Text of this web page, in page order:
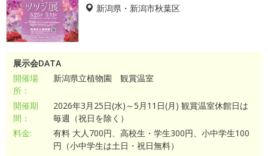
新潟県・新潟市秋葉区
展示会DATA
開催場
所：
新潟県立植物園 観賞温室
開催期
間：
2026年3月25日(水)～5月11日(月) 観賞温室休館日は
毎週（祝日を除く）
料金:
有料 大人700円、高校生・学生300円、小中学生100
円（小中学生は土日・祝日無料）